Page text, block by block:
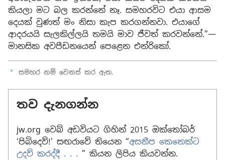
කියලා මට බල කරන්නේ නෑ. සමහරවිට එයා ආසම
දෙයක් වුණත් මං නිසා කැප කරගන්නවා. එයාගේ
ආදරයයි සැලකිල්ලයි තමයි මාව ජීවත් කරවන්නේ.”—
මානසික අවපීඩනයෙන් පෙළෙන එන්රිකෝ.
a සමහර නම් වෙනස් කර ඇත.
තව දැනගන්න
jw.org වෙබ් අඩවියට ගිහින් 2015 ඔක්තෝබර්
‘පිබිදෙව්!’ සඟරාවේ තියෙන “අසනීප කෙනෙක්ට
උදව් කරද්දී . . . ” කියන ලිපිය කියවන්න.